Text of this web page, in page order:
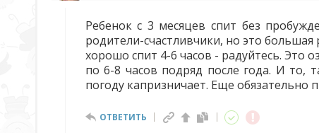
Ребенок с 3 месяцев спит без
родители-счастливчики, но это
хорошо спит 4-6 часов - радуйтесь. Это
по 6-8 часов подряд после года. И то,
погоду капризничает. Еще обязательно
ОТВЕТИТЬ